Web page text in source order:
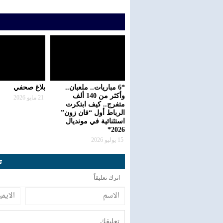
*6 مباريات.. ملعبان..
وأكثر من 140 ألف
متفرج.. كيف ابتكرت
الرباط أول “فان زون”
استثنائية في مونديال
2026*
بلاغ صحفي
اترك تعليقاً